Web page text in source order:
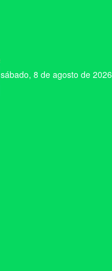
sábado, 8 de agosto de 2026